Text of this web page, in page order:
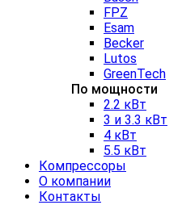
FPZ
Esam
Becker
Lutos
GreenTech
По мощности
2.2 кВт
3 и 3.3 кВт
4 кВт
5.5 кВт
Компрессоры
О компании
Контакты